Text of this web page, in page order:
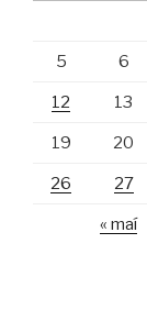
5 6
12 13
19 20
26 27
« maí